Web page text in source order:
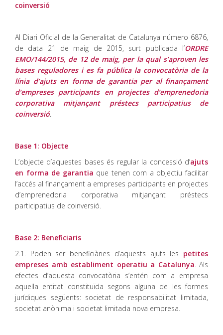
coinversió
Al Diari Oficial de la Generalitat de Catalunya número 6876,
de data 21 de maig de 2015, surt publicada l’ORDRE
EMO/144/2015, de 12 de maig, per la qual s’aproven les
bases reguladores i es fa pública la convocatòria de la
línia d’ajuts en forma de garantia per al finançament
d’empreses participants en projectes d’emprenedoria
corporativa mitjançant préstecs participatius de
coinversió.
Base 1: Objecte
L’objecte d’aquestes bases és regular la concessió d’ajuts
en forma de garantia que tenen com a objectiu facilitar
l’accés al finançament a empreses participants en projectes
d’emprenedoria corporativa mitjançant préstecs
participatius de coinversió.
Base 2: Beneficiaris
2.1. Poden ser beneficiàries d’aquests ajuts les petites
empreses amb establiment operatiu a Catalunya. Als
efectes d’aquesta convocatòria s’entén com a empresa
aquella entitat constituïda segons alguna de les formes
jurídiques següents: societat de responsabilitat limitada,
societat anònima i societat limitada nova empresa.